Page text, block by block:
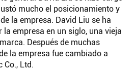
mucho el posicionamiento y
la empresa. David Liu se ha
empresa en un siglo, una vieja
Después de muchas
la empresa fue cambiado a
Co., Ltd.